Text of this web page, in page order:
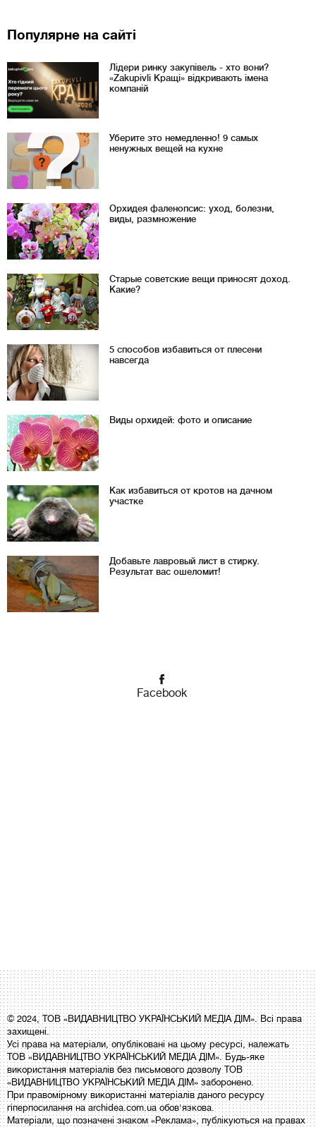
Популярне на сайті
Лідери ринку закупівель - хто вони?
«Zakupivli Кращі» відкривають імена
компаній
Уберите это немедленно! 9 самых
ненужных вещей на кухне
Орхидея фаленопсис: уход, болезни,
виды, размножение
Старые советские вещи приносят доход.
Какие?
5 способов избавиться от плесени
навсегда
Виды орхидей: фото и описание
Как избавиться от кротов на дачном
участке
Добавьте лавровый лист в стирку.
Результат вас ошеломит!
Facebook
© 2024, ТОВ «ВИДАВНИЦТВО УКРАЇНСЬКИЙ МЕДІА ДІМ». Всі права
захищені.
Усі права на матеріали, опубліковані на цьому ресурсі, належать
ТОВ «ВИДАВНИЦТВО УКРАЇНСЬКИЙ МЕДІА ДІМ». Будь-яке
використання матеріалів без письмового дозволу ТОВ
«ВИДАВНИЦТВО УКРАЇНСЬКИЙ МЕДІА ДІМ» заборонено.
При правомірному використанні матеріалів даного ресурсу
гіперпосилання на archidea.com.ua обов'язкова.
Матеріали, що позначені знаком «Реклама», публікуються на правах